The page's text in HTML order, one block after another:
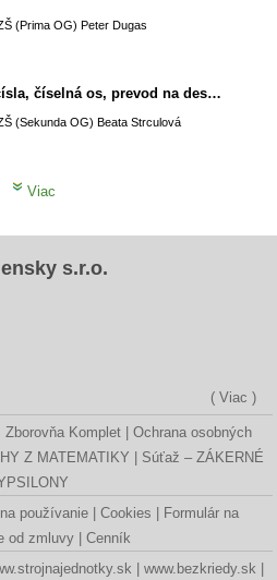
(Prima OG) Peter Dugas
MAT7 - zlomky- zmiešané čísla, číselná os, prevod na desatinné číslo
(Sekunda OG) Beata Strculová
Viac
s.r.o.
( Viac )
Zborovňa Komplet
Ochrana osobných
Z MATEMATIKY
Súťaž – ZÁKERNÉ
používanie Cookies
Formulár na
od zmluvy
Cenník
www.bezkriedy.sk